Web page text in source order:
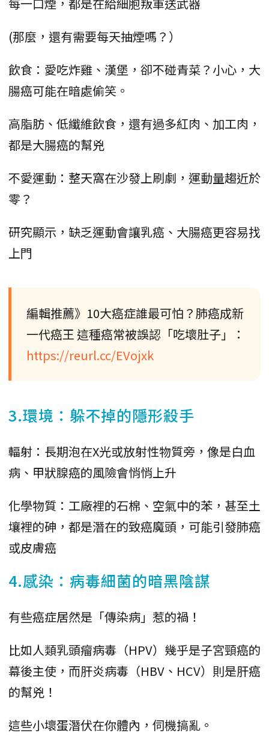
(那麼，還有需要每天抽煙嗎？）
飲食：愛吃炸雞、漢堡，卻不碰青菜？小心，大
腸癌可能在暗處偷笑。
高脂肪、低纖維飲食，還有過多紅肉、加工肉，
都是大腸癌的幫兇
不愛運動：整天窩在沙發上刷劇，運動量趨近於
零？
研究顯示，缺乏運動會讓乳癌、大腸癌更容易找
上門
編輯推薦》10大癌症誰最可怕？肺癌成新
一代癌王 這種癌常被誤認「吃壞肚子」：
https://reurl.cc/EVojxk
3.環境：躲不掉的隱形殺手
輻射：長期泡在X光或放射性物質旁，像是白血
病、甲狀腺癌的風險會悄悄上升
化學物質：工廠裡的石棉、空氣中的苯，甚至土
壤裡的砷，都是潛在的致癌魔頭，可能引發肺癌
或皮膚癌
4.感染：病毒細菌的暗黑陰謀
有些癌症居然是「傳染病」惹的禍！
比如人類乳頭瘤病毒（HPV）幾乎是子宮頸癌的
幕後主使，而肝炎病毒（HBV、HCV）則是肝癌
的幫兇！
這些小壞蛋潛伏在你體內，伺機搞亂。